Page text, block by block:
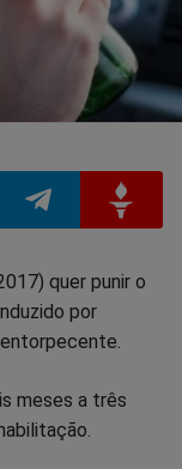
no
no
Gettr
quer punir o
por
meses a três